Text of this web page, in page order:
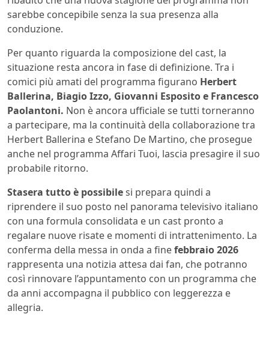
sarebbe concepibile senza la sua presenza alla
conduzione.
Per quanto riguarda la composizione del cast, la
situazione resta ancora in fase di definizione. Tra i
comici più amati del programma figurano Herbert
Ballerina, Biagio Izzo, Giovanni Esposito e Francesco
Paolantoni. Non è ancora ufficiale se tutti torneranno
a partecipare, ma la continuità della collaborazione tra
Herbert Ballerina e Stefano De Martino, che prosegue
anche nel programma Affari Tuoi, lascia presagire il suo
probabile ritorno.
Stasera tutto è possibilesi prepara quindi a
riprendere il suo posto nel panorama televisivo italiano
con una formula consolidata e un cast pronto a
regalare nuove risate e momenti di intrattenimento. La
conferma della messa in onda a finefebbraio 2026
rappresenta una notizia attesa dai fan, che potranno
così rinnovare l’appuntamento con un programma che
da anni accompagna il pubblico con leggerezza e
allegria.